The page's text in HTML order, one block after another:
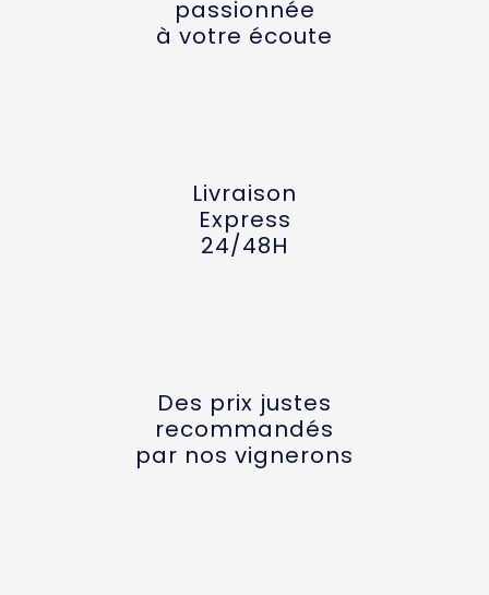
passionnée
à votre écoute
Livraison
Express
24/48H
Des prix justes
recommandés
par nos vignerons